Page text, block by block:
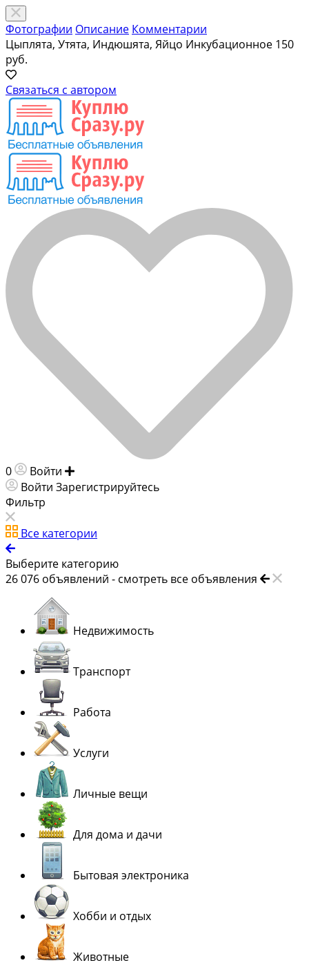
Фотографии Описание Комментарии
Цыплята, Утята, Индюшята, Яйцо Инкубационное 150
руб.
Связаться с автором
0 Войти
Войти Зарегистрируйтесь
Фильтр
Все категории
Выберите категорию
26 076 объявлений - смотреть все объявления
Недвижимость
Транспорт
Работа
Услуги
Личные вещи
Для дома и дачи
Бытовая электроника
Хобби и отдых
Животные